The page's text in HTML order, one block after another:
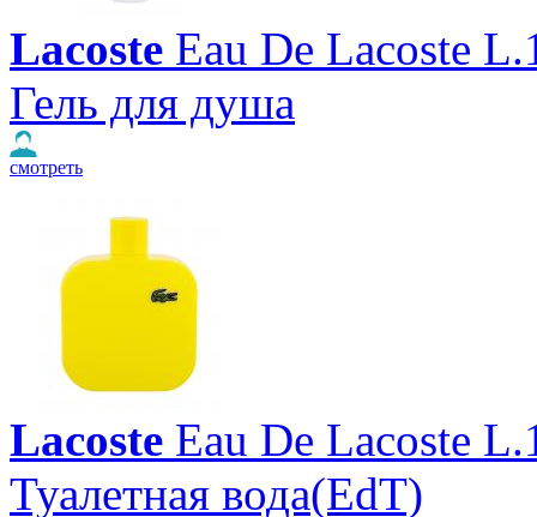
Lacoste Eau De Lacoste
Гель для душа
смотреть
Lacoste Eau De Lacoste
Туалетная вода(EdT)